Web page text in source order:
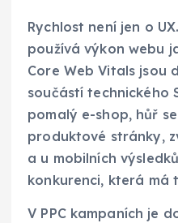
Rychlost není jen o
používá výkon webu
Core Web Vitals jsou
součástí technického
pomalý e-shop, hůř
produktové stránky,
a u mobilních
konkurenci, která má
V PPC kampaních je